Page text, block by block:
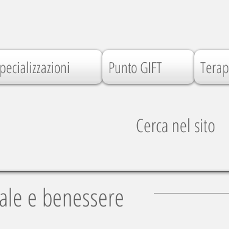
Punto GIFT
Cerca nel sito
e benessere